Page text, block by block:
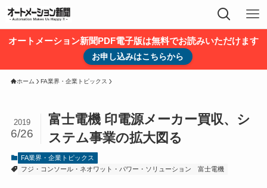
オートメーション新聞PDF電子版は無料でお読みいただけます
お申し込みはこちらから
ホーム FA業界・企業トピックス
富士電機 印電源メーカー買収、シ
ステム事業の拡大図る
2019
6/26
FA業界・企業トピックス
フジ・コンソール・ネオワット・パワー・ソリューション
富士電機